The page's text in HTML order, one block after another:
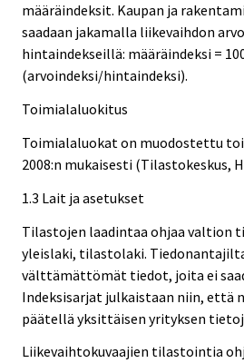
määräindeksit. Kaupan ja
saadaan jakamalla liikevaihdon
hintaindekseillä: määräindeksi =
(arvoindeksi/hintaindeksi).
Toimialaluokitus
Toimialaluokat on muodostettu
2008:n mukaisesti (Tilastokeskus,
1.3 Lait ja asetukset
Tilastojen laadintaa ohjaa valtion
yleislaki, tilastolaki.
välttämättömät tiedot, joita ei
Indeksisarjat julkaistaan niin, että
päätellä yksittäisen yrityksen
Liikevaihtokuvaajien tilastointia